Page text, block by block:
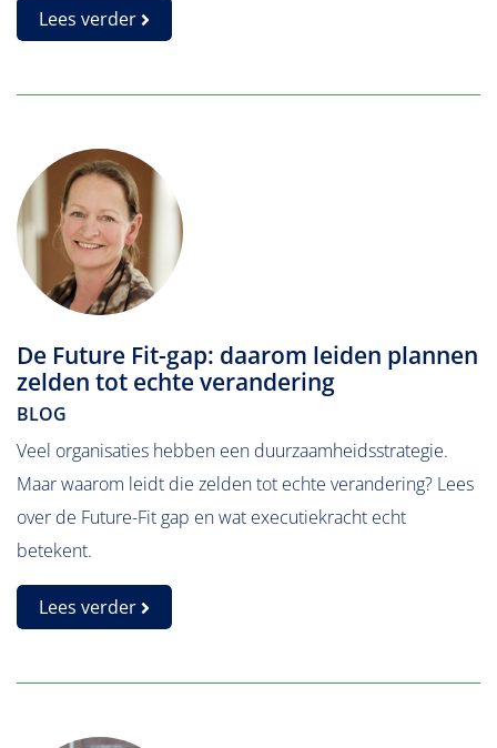
Lees verder
De Future Fit-gap: daarom leiden plannen
zelden tot echte verandering
BLOG
Veel organisaties hebben een duurzaamheidsstrategie.
Maar waarom leidt die zelden tot echte verandering? Lees
over de Future-Fit gap en wat executiekracht echt
betekent.
Lees verder